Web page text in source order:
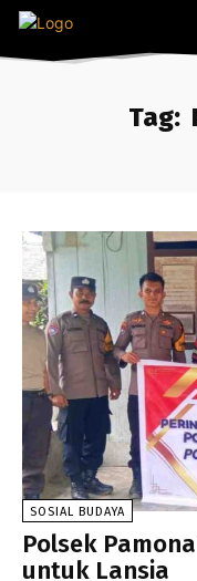
Tag:
SOSIAL BUDAYA
Polsek
untuk Lansia